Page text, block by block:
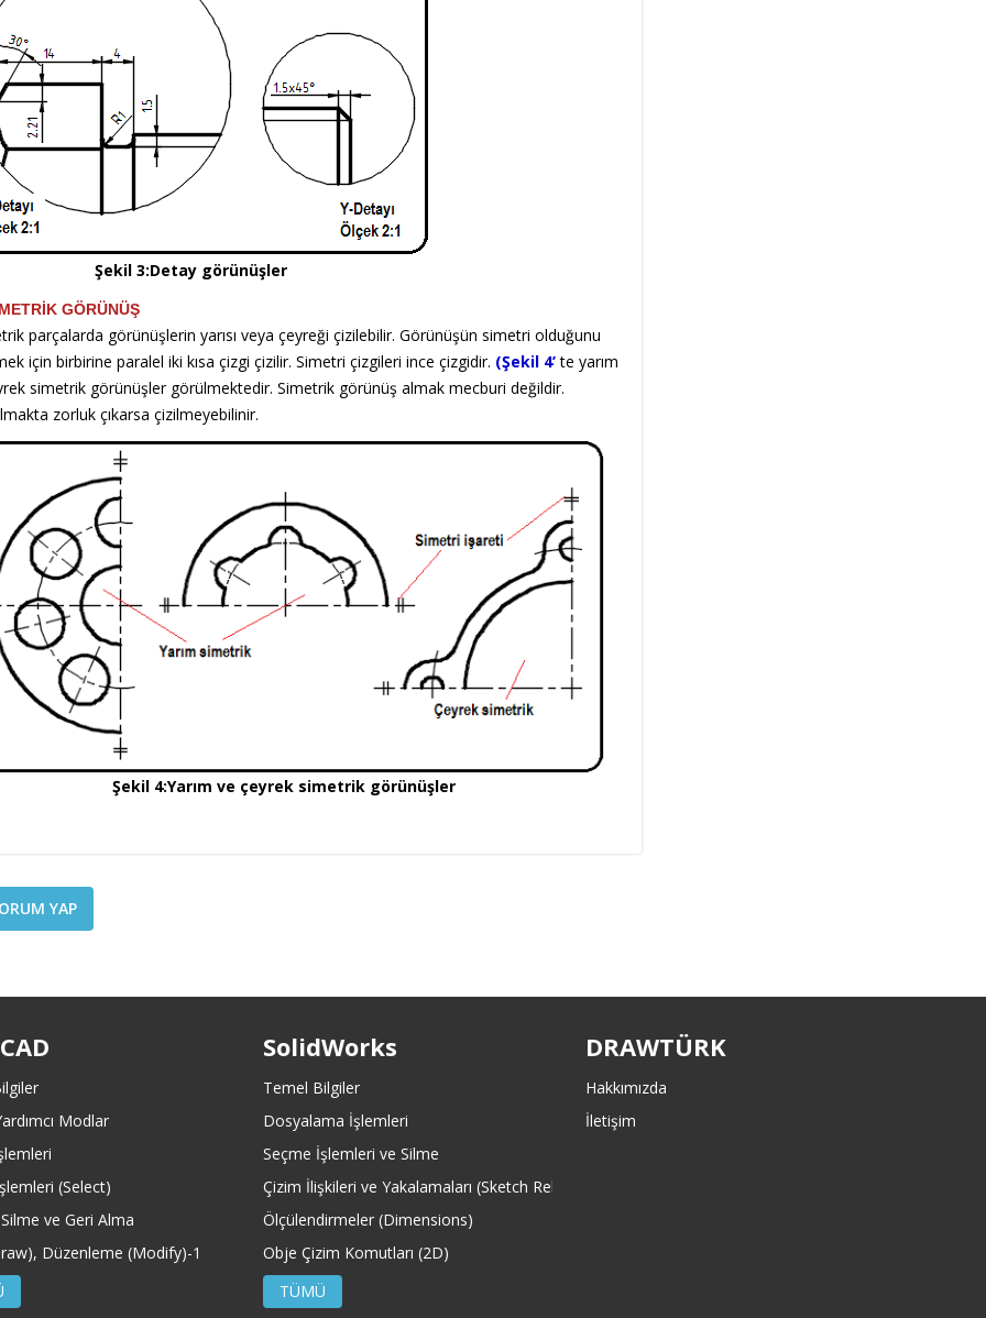
3:Detay görünüşler
GÖRÜNÜŞ
parçalarda görünüşlerin yarısı veya çeyreği çizilebilir. Görünüşün simetri olduğunu
için birbirine paralel iki kısa çizgi çizilir. Simetri çizgileri ince çizgidir. (Şekil 4’ te yarım
simetrik görünüşler görülmektedir. Simetrik görünüş almak mecburi değildir.
zorluk çıkarsa çizilmeyebilinir.
Şekil 4:Yarım ve çeyrek simetrik görünüşler
YAP
Modlar
(Select)
ve Geri Alma
Düzenleme (Modify)-1
SolidWorks
Temel Bilgiler
Dosyalama İşlemleri
Seçme İşlemleri ve Silme
Çizim İlişkileri ve Yakalamaları (Sketch Relations and Snaps)
Ölçülendirmeler (Dimensions)
Obje Çizim Komutları (2D)
TÜMÜ
DRAWTÜRK
Hakkımızda
İletişim